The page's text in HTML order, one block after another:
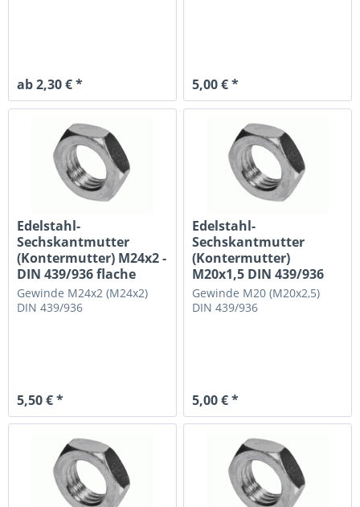
ab 2,30 € * 5,00 € *
Edelstahl-
Sechskantmutter
(Kontermutter) M24x2 -
DIN 439/936 flache
Ausführung
Gewinde M24x2 (M24x2)
DIN 439/936
5,50 € *
Edelstahl-
Sechskantmutter
(Kontermutter)
M20x1,5 DIN 439/936
flache Ausführung
Gewinde M20 (M20x2,5)
DIN 439/936
5,00 € *